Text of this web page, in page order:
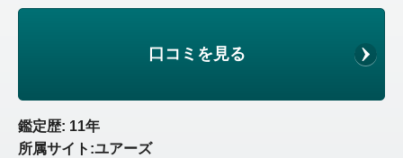
口コミを見る
鑑定歴: 11年
所属サイト:ユアーズ